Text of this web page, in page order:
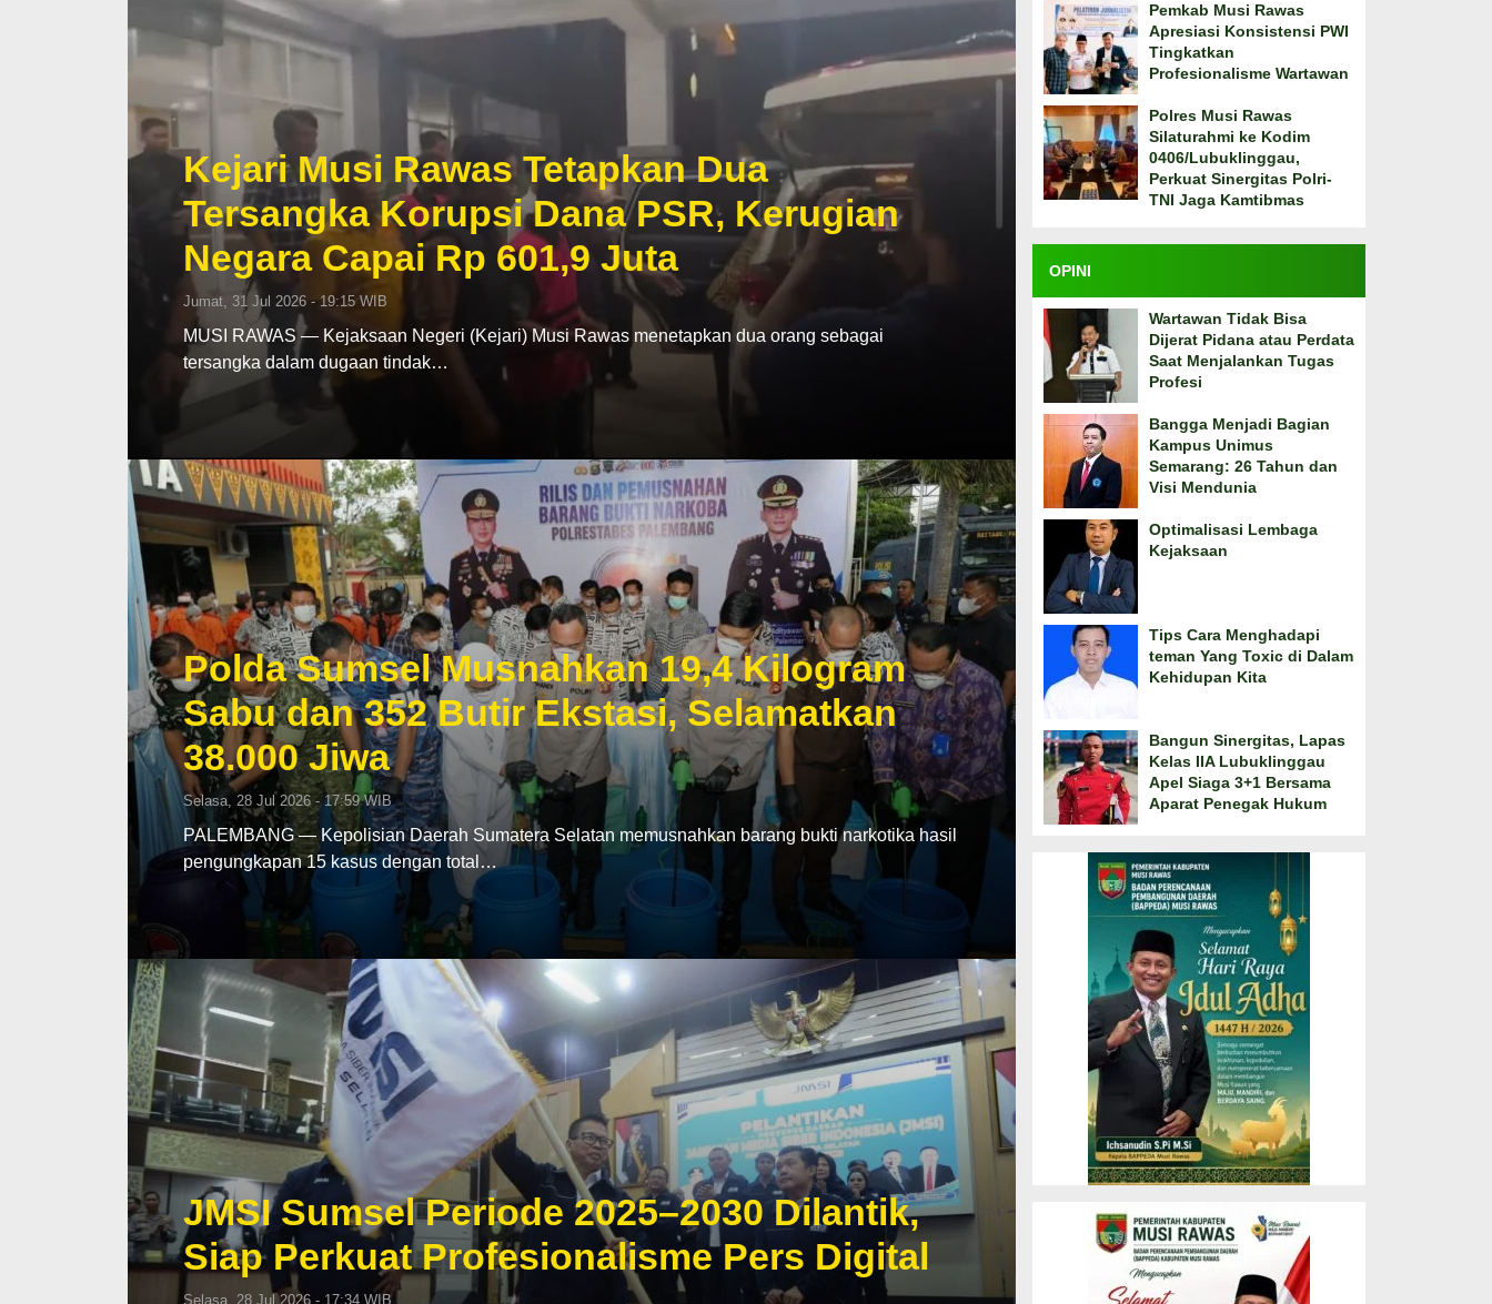
Kejari Musi Rawas Tetapkan Dua
Tersangka Korupsi Dana PSR, Kerugian
Negara Capai Rp 601,9 Juta
Jumat, 31 Jul 2026 - 19:15 WIB
MUSI RAWAS — Kejaksaan Negeri (Kejari) Musi Rawas menetapkan dua orang sebagai
tersangka dalam dugaan tindak…
Polda Sumsel Musnahkan 19,4 Kilogram
Sabu dan 352 Butir Ekstasi, Selamatkan
38.000 Jiwa
Selasa, 28 Jul 2026 - 17:59 WIB
PALEMBANG — Kepolisian Daerah Sumatera Selatan memusnahkan barang bukti narkotika hasil
pengungkapan 15 kasus dengan total…
JMSI Sumsel Periode 2025–2030 Dilantik,
Siap Perkuat Profesionalisme Pers Digital
Selasa, 28 Jul 2026 - 17:34 WIB
Pemkab Musi Rawas
Apresiasi Konsistensi PWI
Tingkatkan
Profesionalisme Wartawan
Polres Musi Rawas
Silaturahmi ke Kodim
0406/Lubuklinggau,
Perkuat Sinergitas Polri-
TNI Jaga Kamtibmas
OPINI
Wartawan Tidak Bisa
Dijerat Pidana atau Perdata
Saat Menjalankan Tugas
Profesi
Bangga Menjadi Bagian
Kampus Unimus
Semarang: 26 Tahun dan
Visi Mendunia
Optimalisasi Lembaga
Kejaksaan
Tips Cara Menghadapi
teman Yang Toxic di Dalam
Kehidupan Kita
Bangun Sinergitas, Lapas
Kelas IIA Lubuklinggau
Apel Siaga 3+1 Bersama
Aparat Penegak Hukum